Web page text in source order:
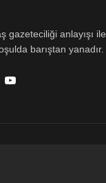
gazeteciliği anlayışı
barıştan yanadır.